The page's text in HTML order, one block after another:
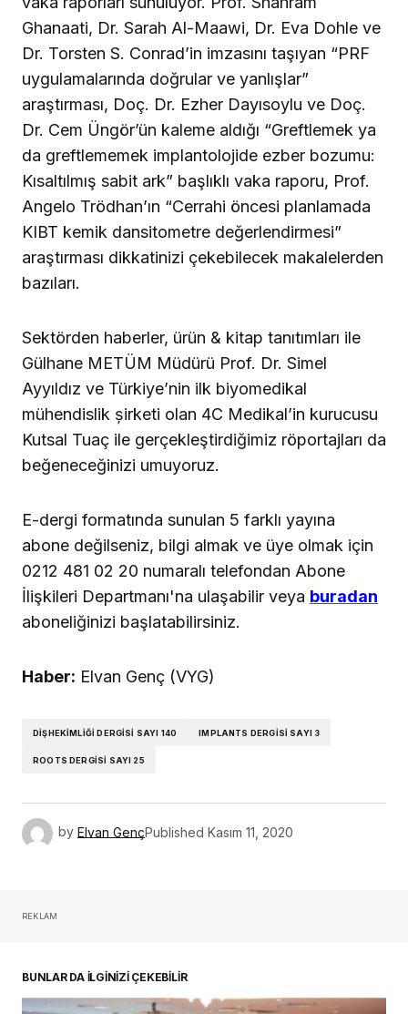
Ghanaati, Dr. Sarah Al-Maawi, Dr. Eva Dohle ve
Dr. Torsten S. Conrad’in imzasını taşıyan “PRF
uygulamalarında doğrular ve yanlışlar”
araştırması, Doç. Dr. Ezher Dayısoylu ve Doç.
Dr. Cem Üngör’ün kaleme aldığı “Greftlemek ya
da greftlememek implantolojide ezber bozumu:
Kısaltılmış sabit ark” başlıklı vaka raporu, Prof.
Angelo Trödhan’ın “Cerrahi öncesi planlamada
KIBT kemik dansitometre değerlendirmesi”
araştırması dikkatinizi çekebilecek makalelerden
bazıları.
Sektörden haberler, ürün & kitap tanıtımları ile
Gülhane METÜM Müdürü Prof. Dr. Simel
Ayyıldız ve Türkiye’nin ilk biyomedikal
mühendislik șirketi olan 4C Medikal’in kurucusu
Kutsal Tuaç ile gerçekleştirdiğimiz röportajları da
beğeneceğinizi umuyoruz.
E-dergi formatında sunulan 5 farklı yayına
abone değilseniz, bilgi almak ve üye olmak için
0212 481 02 20 numaralı telefondan Abone
İlişkileri Departmanı'na ulaşabilir veya buradan
aboneliğinizi başlatabilirsiniz.
Haber: Elvan Genç (VYG)
DIŞHEKIMLIĞI DERGISI SAYI 140 IMPLANTS DERGISI SAYI 3
ROOTS DERGISI SAYI 25
by Elvan GençPublished Kasım 11, 2020
REKLAM
BUNLAR DA İLGİNİZİ ÇEKEBİLİR